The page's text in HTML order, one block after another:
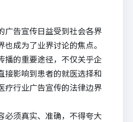
广告宣传日益受到社会各界
成为了业界讨论的焦点。
播的重要途径，不仅关乎企
接影响到患者的就医选择和
疗行业广告宣传的法律边界
必须真实、准确，不得夸大